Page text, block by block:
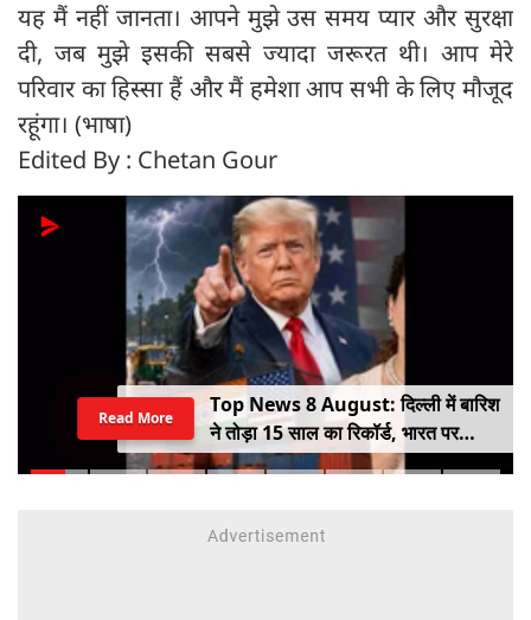
यह मैं नहीं जानता। आपने मुझे उस समय प्यार और सुरक्षा
दी, जब मुझे इसकी सबसे ज्यादा जरूरत थी। आप मेरे
परिवार का हिस्सा हैं और मैं हमेशा आप सभी के लिए मौजूद
रहूंगा। (भाषा)
Edited By : Chetan Gour
Top News 8 August: दिल्ली में बारिश
ने तोड़ा 15 साल का रिकॉर्ड, भारत पर
100% टैरिफ का खतरा; Gen Z पर कंगना
Read More